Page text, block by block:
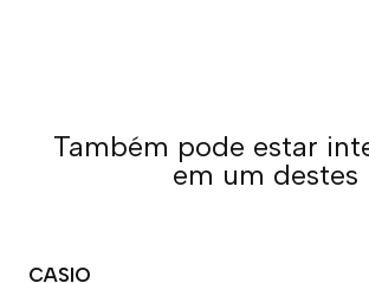
Também pode estar
em um destes
CASIO